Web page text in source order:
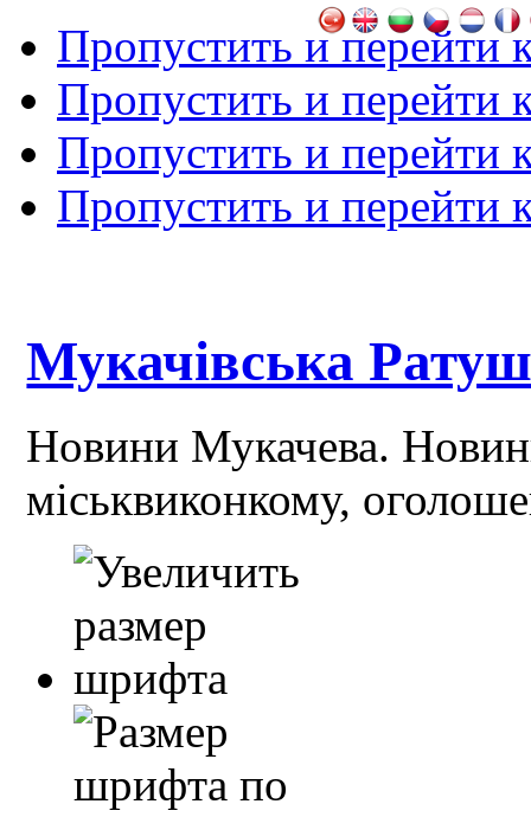
Пропустить и перейти
Пропустить и перейти
Пропустить и перейти
Пропустить и перейти
Мукачівська
Новини Мукачева.
міськвиконкому,